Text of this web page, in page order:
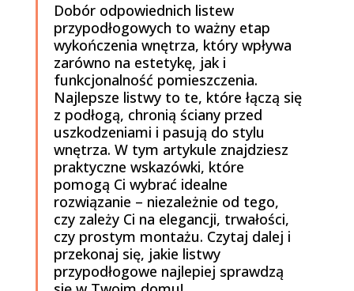
Dobór odpowiednich listew
przypodłogowych to ważny etap
wykończenia wnętrza, który wpływa
zarówno na estetykę, jak i
funkcjonalność pomieszczenia.
Najlepsze listwy to te, które łączą się
z podłogą, chronią ściany przed
uszkodzeniami i pasują do stylu
wnętrza. W tym artykule znajdziesz
praktyczne wskazówki, które
pomogą Ci wybrać idealne
rozwiązanie – niezależnie od tego,
czy zależy Ci na elegancji, trwałości,
czy prostym montażu. Czytaj dalej i
przekonaj się, jakie listwy
przypodłogowe najlepiej sprawdzą